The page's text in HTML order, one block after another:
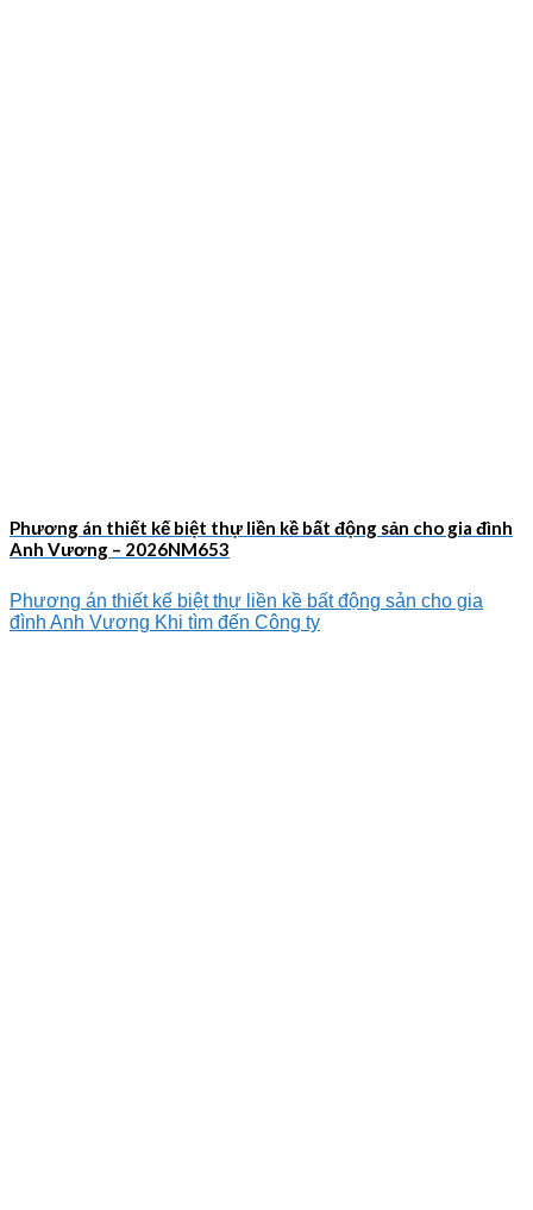
Phương án thiết kế biệt thự liền kề bất động sản cho gia đình
Anh Vương – 2026NM653
Phương án thiết kế biệt thự liền kề bất động sản cho gia
đình Anh Vương Khi tìm đến Công ty